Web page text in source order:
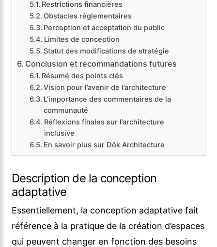
Restrictions financières
Obstacles réglementaires
Perception et acceptation du public
Limites de conception
Statut des modifications de stratégie
Conclusion et recommandations futures
Résumé des points clés
Vision pour l’avenir de l’architecture
L’importance des commentaires de la
communauté
Réflexions finales sur l’architecture
inclusive
En savoir plus sur Dök Architecture
Description de la conception
adaptative
Essentiellement, la conception adaptative fait
référence à la pratique de la création d’espaces
qui peuvent changer en fonction des besoins